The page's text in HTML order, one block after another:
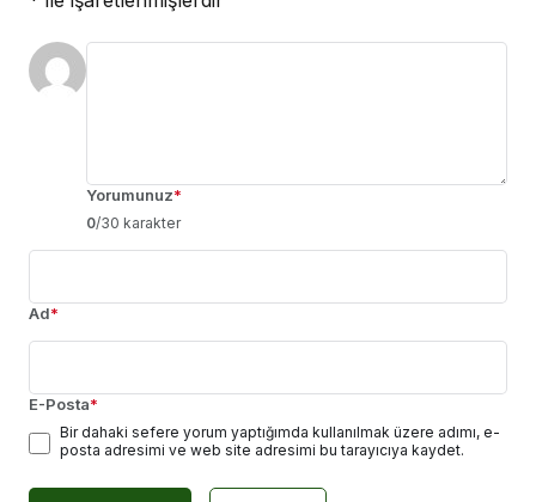
Yorumunuz*
0/30 karakter
Ad*
E-Posta*
Bir dahaki sefere yorum yaptığımda kullanılmak üzere adımı, e-
posta adresimi ve web site adresimi bu tarayıcıya kaydet.